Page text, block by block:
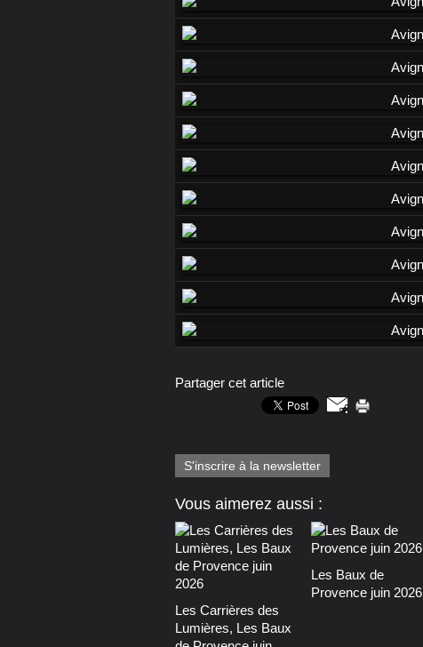
Partager cet article
S'inscrire à la newsletter
Vous aimerez aussi :
Les Carrières des
Lumières, Les Baux
Les Baux de
Provence juin 2026